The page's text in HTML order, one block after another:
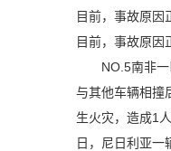
目前，事故原
目前，事故原因
NO.5南非
与其他车辆相撞
生火灾，造成1
日，尼日利亚